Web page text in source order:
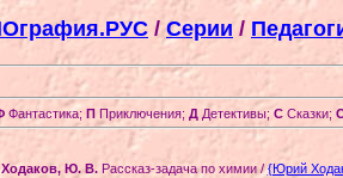
/Серии /
Фантастика; П Приключения; Д Детективы; С Сказки;
Ходаков, Ю. В. Рассказ-задача по химии /{Юрий